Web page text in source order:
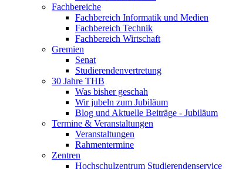
Fachbereiche
Fachbereich Informatik und Medien
Fachbereich Technik
Fachbereich Wirtschaft
Gremien
Senat
Studierendenvertretung
30 Jahre THB
Was bisher geschah
Wir jubeln zum Jubiläum
Blog und Aktuelle Beiträge - Jubiläum
Termine & Veranstaltungen
Veranstaltungen
Rahmentermine
Zentren
Hochschulzentrum Studierendenservice